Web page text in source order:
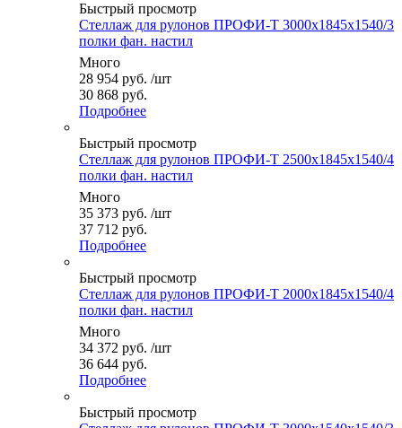
Быстрый просмотр
Стеллаж для рулонов ПРОФИ-Т 3000x1845x1540/3
полки фан. настил
Много
28 954 руб. /шт
30 868 руб.
Подробнее
Быстрый просмотр
Стеллаж для рулонов ПРОФИ-Т 2500x1845x1540/4
полки фан. настил
Много
35 373 руб. /шт
37 712 руб.
Подробнее
Быстрый просмотр
Стеллаж для рулонов ПРОФИ-Т 2000x1845x1540/4
полки фан. настил
Много
34 372 руб. /шт
36 644 руб.
Подробнее
Быстрый просмотр